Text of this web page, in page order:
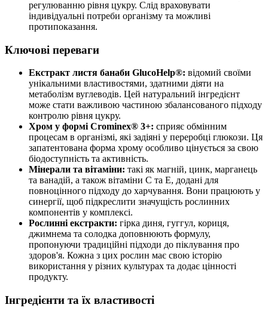
регулюванню рівня цукру. Слід враховувати
індивідуальні потреби організму та можливі
протипоказання.
Ключові переваги
Екстракт листя банаби GlucoHelp®: відомий своїми
унікальними властивостями, здатними діяти на
метаболізм вуглеводів. Цей натуральний інгредієнт
може стати важливою частиною збалансованого підходу
контролю рівня цукру.
Хром у формі Crominex® 3+: сприяє обмінним
процесам в організмі, які задіяні у переробці глюкози. Ця
запатентована форма хрому особливо цінується за свою
біодоступність та активність.
Мінерали та вітаміни: такі як магній, цинк, марганець
та ванадій, а також вітаміни С та Е, додані для
повноцінного підходу до харчування. Вони працюють у
синергії, щоб підкреслити значущість рослинних
компонентів у комплексі.
Рослинні екстракти: гірка диня, гуггул, кориця,
джимнема та солодка доповнюють формулу,
пропонуючи традиційні підходи до піклування про
здоров'я. Кожна з цих рослин має свою історію
використання у різних культурах та додає цінності
продукту.
Інгредієнти та їх властивості